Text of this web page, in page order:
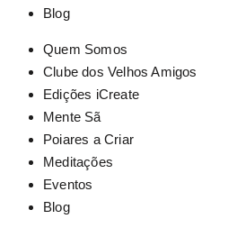
Blog
Quem Somos
Clube dos Velhos Amigos
Edições iCreate
Mente Sã
Poiares a Criar
Meditações
Eventos
Blog